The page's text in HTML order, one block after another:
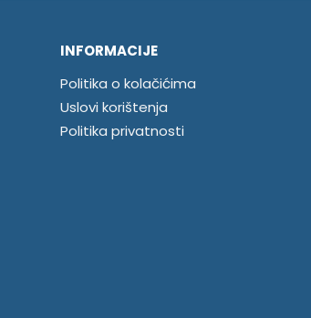
INFORMACIJE
Politika o kolačićima
Uslovi korištenja
Politika privatnosti